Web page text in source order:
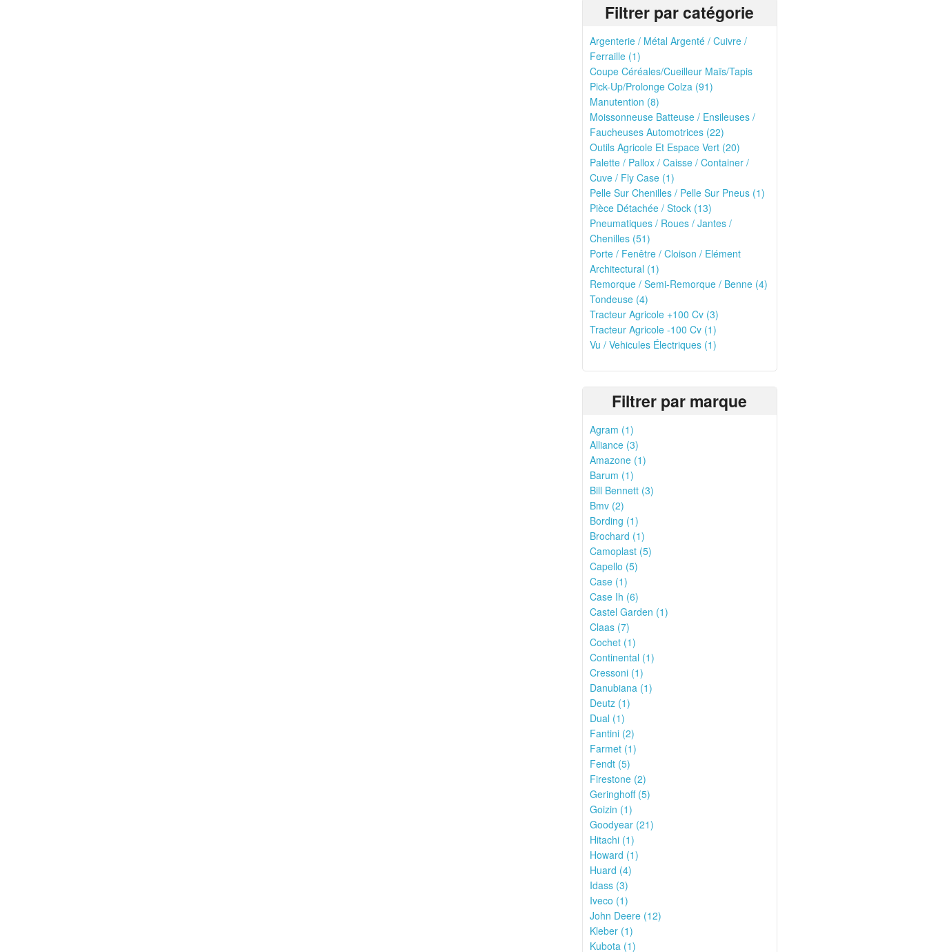
Filtrer par catégorie
Argenterie / Métal Argenté / Cuivre /
Ferraille (1)
Coupe Céréales/Cueilleur Maïs/Tapis
Pick-Up/Prolonge Colza (91)
Manutention (8)
Moissonneuse Batteuse / Ensileuses /
Faucheuses Automotrices (22)
Outils Agricole Et Espace Vert (20)
Palette / Pallox / Caisse / Container /
Cuve / Fly Case (1)
Pelle Sur Chenilles / Pelle Sur Pneus (1)
Pièce Détachée / Stock (13)
Pneumatiques / Roues / Jantes /
Chenilles (51)
Porte / Fenêtre / Cloison / Elément
Architectural (1)
Remorque / Semi-Remorque / Benne (4)
Tondeuse (4)
Tracteur Agricole +100 Cv (3)
Tracteur Agricole -100 Cv (1)
Vu / Vehicules Électriques (1)
Filtrer par marque
Agram (1)
Alliance (3)
Amazone (1)
Barum (1)
Bill Bennett (3)
Bmv (2)
Bording (1)
Brochard (1)
Camoplast (5)
Capello (5)
Case (1)
Case Ih (6)
Castel Garden (1)
Claas (7)
Cochet (1)
Continental (1)
Cressoni (1)
Danubiana (1)
Deutz (1)
Dual (1)
Fantini (2)
Farmet (1)
Fendt (5)
Firestone (2)
Geringhoff (5)
Goizin (1)
Goodyear (21)
Hitachi (1)
Howard (1)
Huard (4)
Idass (3)
Iveco (1)
John Deere (12)
Kleber (1)
Kubota (1)